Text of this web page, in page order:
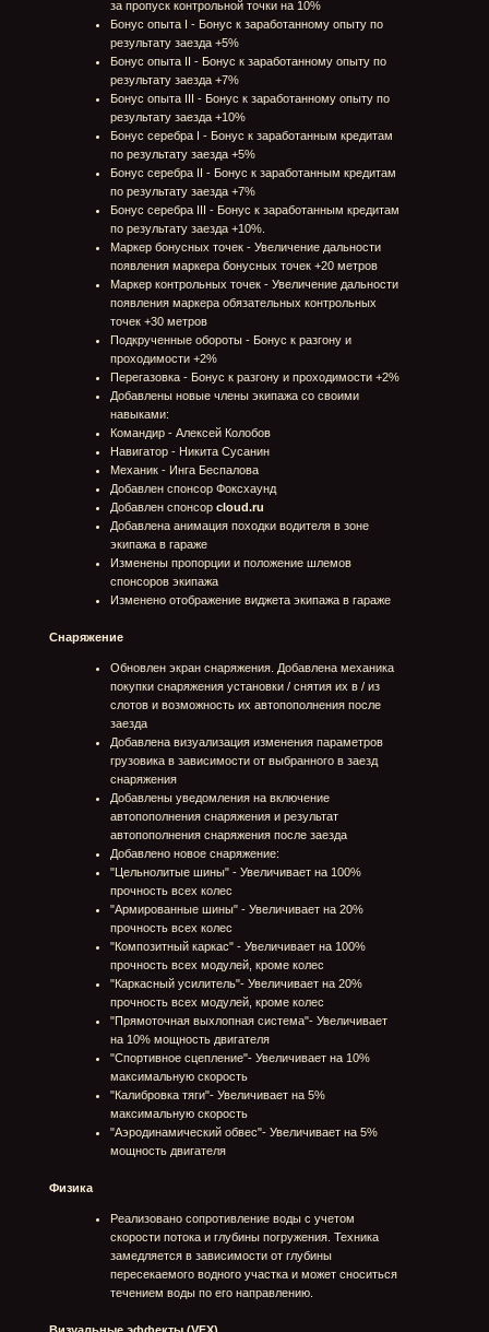
финансово-экономические результаты заезда
Обновлены принципы формирования заездов:
подбора грузовиков и трасс (матчмейкер)
Добавлена механика организационного взноса,
необходимого для участия в звезде. Размер
грузовика
Добавлено отображение бонуса за первый заезд в
Добавлена возможность выхода из экрана
ожидания результатов заезда в гараж после
финиша игрока, не дожидаясь окончания заезда
(КТ), вейпоинты переименованы в Бонусные точки
Добавлен навигационный помощник игроку в
Система отслеживания и оповещения позиции
игрока на трассе и его состояния (движется
неверное направление движения, находится вне
трассы)
Система отслеживания и отображения ближайшей
контрольной точки для игрока в виде маркера в
интерфейсе заезда
Обновлен таблица текущих позиций игроков в
Обновлен дизайн таблицы текущих позиций игроков
. Добавлено отображение значений: общее
количество КТ, текущее количество пройденных КТ,
общее количество кругов, текущее количество
пройденных кругов, отображение иконки
автопилота при дисконекте игрока во время заезда.
Добавлена информация о лучшем круге
Добавлены статусы, которые показывают что
происходит с грузовиком игрока (или бота)
Добавлена новая 3D сцена результатов заезда с
отображением грузовиков, занявших призовые
места и дополнительных экранов подробных
Пьедестал победителей: основные показатели
заезда
Подробные показатели: подробная информация по
Изменена механика возврата на трассу по кнопке
пройденной КТ, а к ближайшей точке трассы
Добавлен индикатор качества сетевого соединения
40, 110, 200, 500 мс)
Добавлена возможность отображения виджета:
мониторинг производительности (включается в
потери пакетов, серверный FPS).
Исправлено затухание музыки происходит
Обновлены анимация и визуальный стиль таймера
ожидания старта заезда.
Обновлены стартовые ворота в зонах старта на
Обновлены штрафы за пропуск контрольных точек
(включая стартовые)
Обновлены настройки поведения камеры при виде
Обновлено отображение следов от грузовиков
Исправлен вылет камеры игрока за пределы
модели грузовика при столкновении на большой
Исправлено проваливание камеры игрока под
террейн трассы
Исправлено отображение надписи "Ожидание
назначенной карте
Исправлена ситуация с разблокировкой грузовика,
находящегося в заезде
Исправлено начисление штрафов за пропущенные
КТ на кольцевых трассах после 1 круга
Исправлен некорректный расчет мультипликаторов
Исправлена ошибка с начислением наград при
экране результатов заезда
Добавлена информация об организационном
грузовика
Обновлена панель аккаунта игрока: добавлено